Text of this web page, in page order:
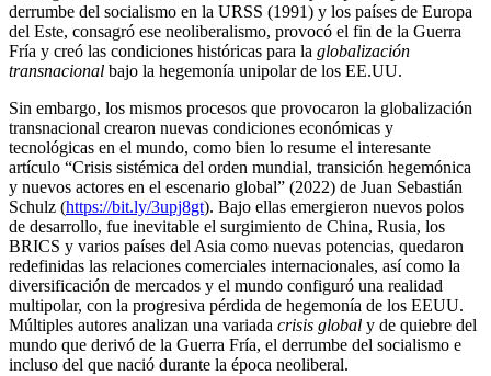
derrumbe del socialismo en la URSS (1991) y los países de Europa
del Este, consagró ese neoliberalismo, provocó el fin de la Guerra
Fría y creó las condiciones históricas para la globalización
transnacional bajo la hegemonía unipolar de los EE.UU.
Sin embargo, los mismos procesos que provocaron la globalización
transnacional crearon nuevas condiciones económicas y
tecnológicas en el mundo, como bien lo resume el interesante
artículo “Crisis sistémica del orden mundial, transición hegemónica
y nuevos actores en el escenario global” (2022) de Juan Sebastián
Schulz (https://bit.ly/3upj8gt). Bajo ellas emergieron nuevos polos
de desarrollo, fue inevitable el surgimiento de China, Rusia, los
BRICS y varios países del Asia como nuevas potencias, quedaron
redefinidas las relaciones comerciales internacionales, así como la
diversificación de mercados y el mundo configuró una realidad
multipolar, con la progresiva pérdida de hegemonía de los EEUU.
Múltiples autores analizan una variada crisis global y de quiebre del
mundo que derivó de la Guerra Fría, el derrumbe del socialismo e
incluso del que nació durante la época neoliberal.